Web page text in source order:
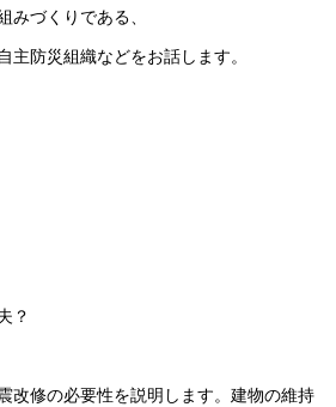
みづくりである、
主防災組織などをお話します。
？
改修の必要性を説明します。建物の維持